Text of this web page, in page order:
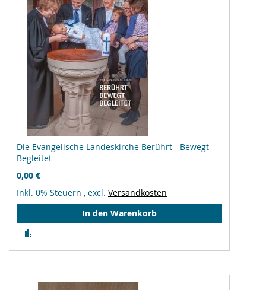
Die Evangelische Landeskirche Berührt - Bewegt -
Begleitet
0,00 €
Inkl. 0% Steuern , excl. Versandkosten
In den Warenkorb
hinzufügen